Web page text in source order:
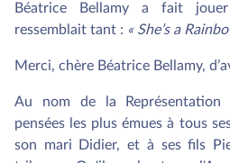
Béatrice Bellamy a fait
ressemblait tant : « She’s a
Merci, chère Béatrice Bellamy,
Au nom de la Représentation
pensées les plus émues à tous
son mari Didier, et à ses fils